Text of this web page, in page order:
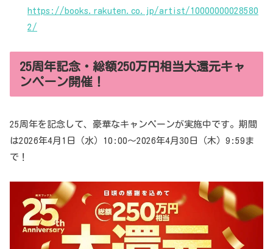
https://books.rakuten.co.jp/artist/10000000028580
2/
25周年記念・総額250万円相当大還元キャ
ンペーン開催！
25周年を記念して、豪華なキャンペーンが実施中です。期間
は2026年4月1日（水）10:00～2026年4月30日（木）9:59ま
で！